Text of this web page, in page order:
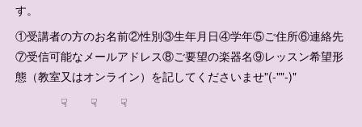
す。
①受講者の方のお名前②性別③生年月日④学年⑤ご住所⑥連絡先
⑦受信可能なメールアドレス⑧ご要望の楽器名⑨レッスン希望形
態（教室又はオンライン）を記してくださいませ"(-""-)"
☟ ☟ ☟